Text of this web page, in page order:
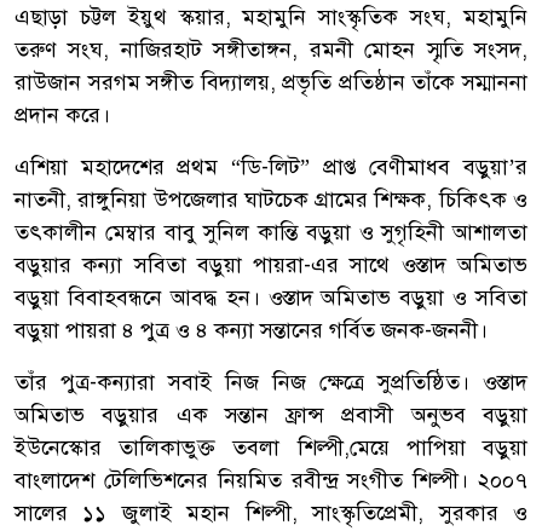
এছাড়া চট্টল ইয়ুথ স্কয়ার, মহামুনি সাংস্কৃতিক সংঘ, মহামুনি
তরুণ সংঘ, নাজিরহাট সঙ্গীতাঙ্গন, রমনী মোহন স্মৃতি সংসদ,
রাউজান সরগম সঙ্গীত বিদ্যালয়, প্রভৃতি প্রতিষ্ঠান তাঁকে সম্মাননা
প্রদান করে।
এশিয়া মহাদেশের প্রথম “ডি-লিট” প্রাপ্ত বেণীমাধব বড়ুয়া’র
নাতনী, রাঙ্গুনিয়া উপজেলার ঘাটচেক গ্রামের শিক্ষক, চিকিৎক ও
তৎকালীন মেম্বার বাবু সুনিল কান্তি বড়ুয়া ও সুগৃহিনী আশালতা
বড়ুয়ার কন্যা সবিতা বড়ুয়া পায়রা-এর সাথে ওস্তাদ অমিতাভ
বড়ুয়া বিবাহবন্ধনে আবদ্ধ হন। ওস্তাদ অমিতাভ বড়ুয়া ও সবিতা
বড়ুয়া পায়রা ৪ পুত্র ও ৪ কন্যা সন্তানের গর্বিত জনক-জননী।
তাঁর পুত্র-কন্যারা সবাই নিজ নিজ ক্ষেত্রে সুপ্রতিষ্ঠিত। ওস্তাদ
অমিতাভ বড়ুয়ার এক সন্তান ফ্রান্স প্রবাসী অনুভব বড়ুয়া
ইউনেস্কোর তালিকাভুক্ত তবলা শিল্পী,মেয়ে পাপিয়া বড়ুয়া
বাংলাদেশ টেলিভিশনের নিয়মিত রবীন্দ্র সংগীত শিল্পী। ২০০৭
সালের ১১ জুলাই মহান শিল্পী, সাংস্কৃতিপ্রেমী, সুরকার ও